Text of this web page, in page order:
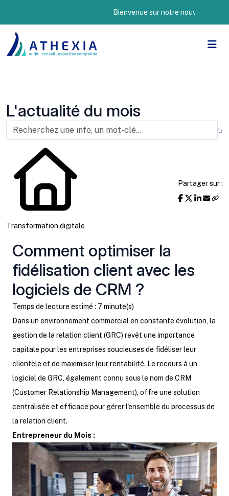
Bienvenue sur notre nouveau site
L'actualité du mois
Transformation digitale
Partager sur :
Comment optimiser la
fidélisation client avec les
logiciels de CRM ?
Temps de lecture estimé : 7 minute(s)
Dans un environnement commercial en constante évolution, la
gestion de la relation client (GRC) revêt une importance
capitale pour les entreprises soucieuses de fidéliser leur
clientèle et de maximiser leur rentabilité. Le recours à un
logiciel de GRC, également connu sous le nom de CRM
(Customer Relationship Management), offre une solution
centralisée et efficace pour gérer l'ensemble du processus de
la relation client.
Entrepreneur du Mois :